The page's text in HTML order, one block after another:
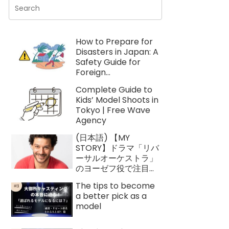
How to Prepare for
Disasters in Japan: A
Safety Guide for
Foreign
t Included】
Complete Guide to
Kids’ Model Shoots in
Tokyo | Free Wave
Agency
(日本語) 【MY
STORY】ドラマ「リバ
ーサルオーケストラ」
のヨーゼフ役で注目を
優 ロイック・ガルニ
エ
The tips to become
a better pick as a
model